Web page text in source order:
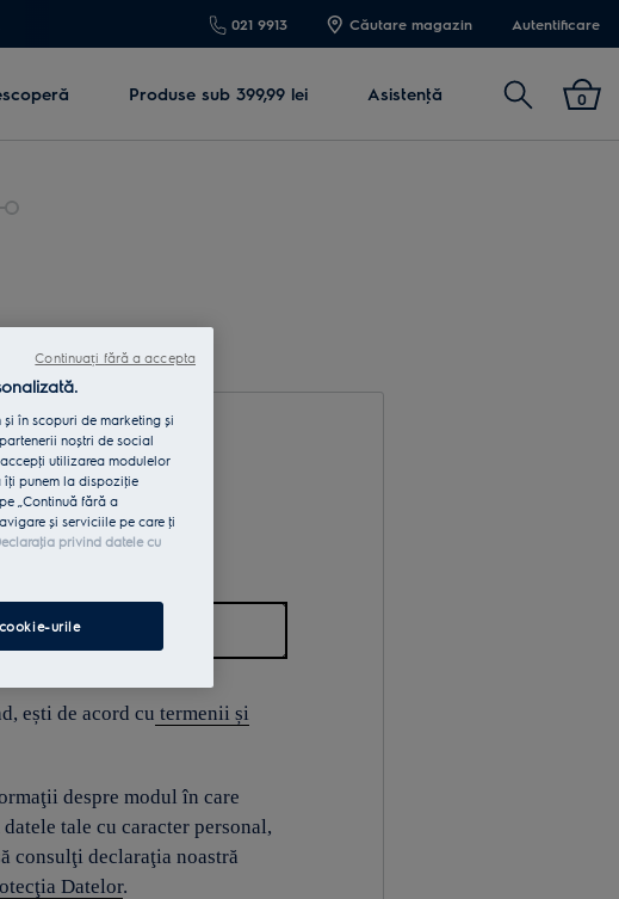
021 9913 Căutare magazin Autentificare
Produse sub 399,99 lei Asistenţă Cautare 0
Introdu e-mail
ești de acord cu termenii și
despre modul în care
tale cu caracter personal,
consulţi declaraţia noastră
Datelor.
în scopuri de marketing și
noștri de social
utilizarea modulelor
punem la dispoziţie
„Continuă fără a
și serviciile pe care ţi
privind datele cu
urile
Continuați fără a accepta